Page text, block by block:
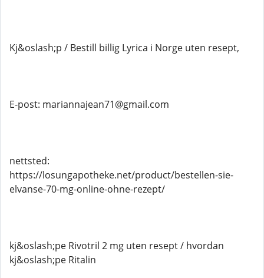
Kj&oslash;p / Bestill billig Lyrica i Norge uten resept,
E-post: mariannajean71@gmail.com
nettsted:
https://losungapotheke.net/product/bestellen-sie-
elvanse-70-mg-online-ohne-rezept/
kj&oslash;pe Rivotril 2 mg uten resept / hvordan
kj&oslash;pe Ritalin